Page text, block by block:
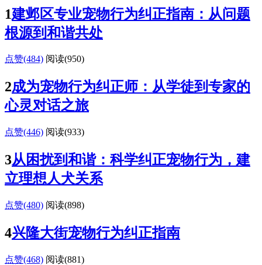
1建邺区专业宠物行为纠正指南：从问题
根源到和谐共处
点赞(484) 阅读(950)
2成为宠物行为纠正师：从学徒到专家的
心灵对话之旅
点赞(446) 阅读(933)
3从困扰到和谐：科学纠正宠物行为，建
立理想人犬关系
点赞(480) 阅读(898)
4兴隆大街宠物行为纠正指南
点赞(468) 阅读(881)